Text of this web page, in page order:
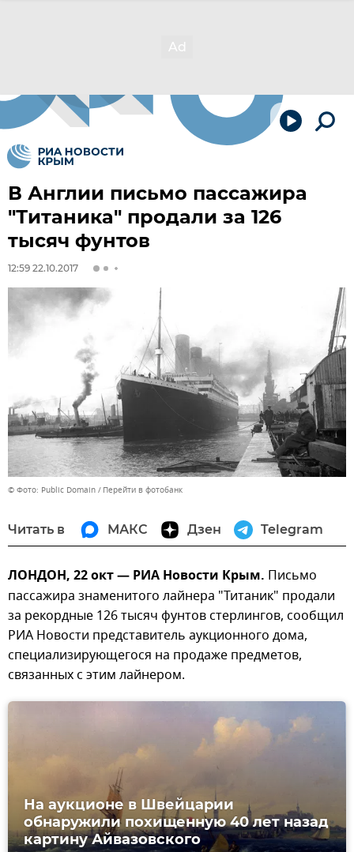
В Англии письмо пассажира
"Титаника" продали за 126
тысяч фунтов
12:59 22.10.2017
© Фото: Public Domain Перейти в фотобанк
Читать в МАКС Дзен Telegram
ЛОНДОН, 22 окт — РИА Новости Крым. Письмо
пассажира знаменитого лайнера "Титаник" продали
за рекордные 126 тысяч фунтов стерлингов, сообщил
РИА Новости представитель аукционного дома,
специализирующегося на продаже предметов,
связанных с этим лайнером.
На аукционе в Швейцарии
обнаружили похищенную 40 лет назад
картину Айвазовского